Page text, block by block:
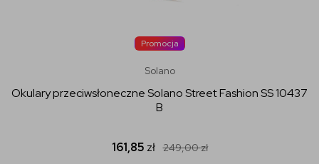
Promocja
Solano
Okulary przeciwsłoneczne Solano Street Fashion SS 10437
B
161,85 zł 249,00zł